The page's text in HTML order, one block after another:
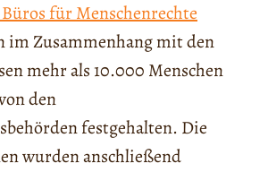
für Menschenrechte
im Zusammenhang mit den
mehr als 10.000 Menschen
den
festgehalten. Die
wurden anschließend